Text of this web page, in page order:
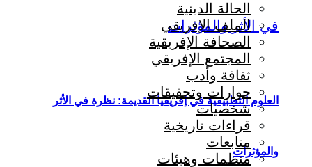
العلوم التطبيقية في إفريقيا القديمة: نظرة في الأثر
والمؤثرات
الحالة الدينية
الملف الإفريقي
الصحافة الإفريقية
المجتمع الإفريقي
ثقافة وأدب
حوارات وتحقيقات
شخصيات
قراءات تاريخية
متابعات
منظمات وهيئات